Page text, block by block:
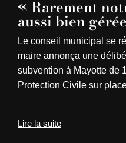
« Rarement
aussi bien
Le conseil municipal se
maire annonça une
subvention à Mayotte de
Protection Civile sur
Lire la suite